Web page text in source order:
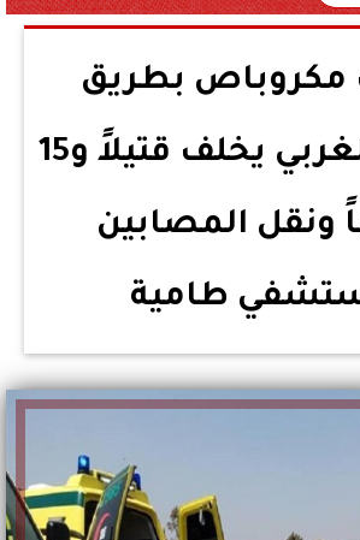
مكروباص بطريق
أسيوط الغربي يخلف قتيلاً و15
ونقل المصابين
طامية